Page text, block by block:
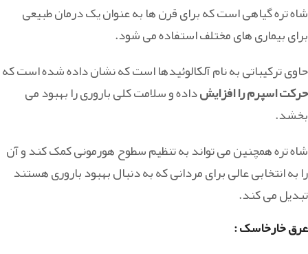
شاه تره گیاهی است که برای قرن ها به عنوان یک درمان طبیعی
برای بیماری های مختلف استفاده می شود.
حاوی ترکیباتی به نام آلکالوئیدها است که نشان داده شده است که
حرکت اسپرم را افزایشداده و سلامت کلی باروری را بهبود می
بخشد.
شاه تره همچنین می تواند به تنظیم سطوح هورمونی کمک کند و آن
را به انتخابی عالی برای مردانی که به دنبال بهبود باروری هستند
تبدیل می کند.
عرق خارخاسک :